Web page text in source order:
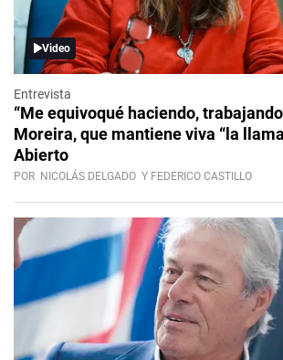
Video
Entrevista
“Me equivoqué haciendo,
Moreira, que mantiene viva “la
Abierto
POR NICOLÁS DELGADO Y FEDERICO CASTILLO